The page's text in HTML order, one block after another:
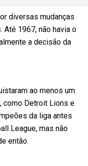
diversas mudanças
1967, não havia o
a decisão da
ao menos um
como Detroit Lions e
da liga antes
League, mas não
então.